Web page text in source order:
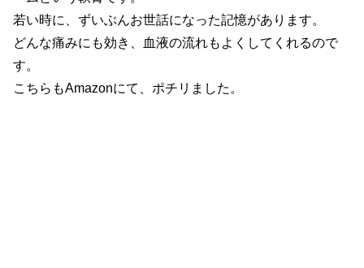
若い時に、ずいぶんお世話になった記憶があります。
どんな痛みにも効き、血液の流れもよくしてくれるので
す。
こちらもAmazonにて、ポチリました。